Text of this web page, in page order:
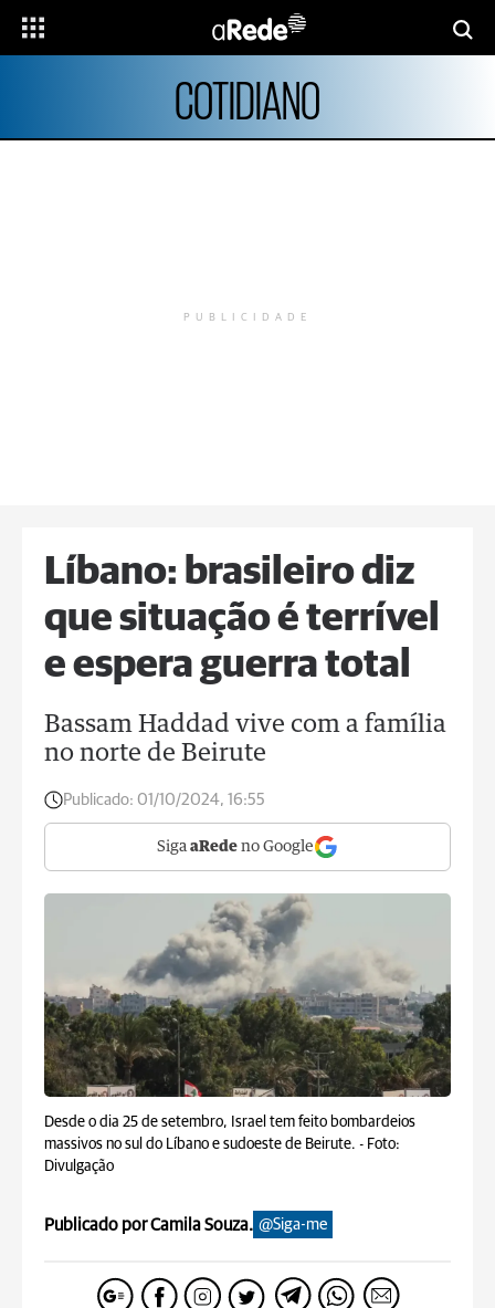
COTIDIANO
PUBLICIDADE
Líbano: brasileiro diz
que situação é terrível
e espera guerra total
Bassam Haddad vive com a família
no norte de Beirute
Publicado: 01/10/2024, 16:55
Siga aRede no Google
Desde o dia 25 de setembro, Israel tem feito bombardeios
massivos no sul do Líbano e sudoeste de Beirute. - Foto:
Divulgação
Publicado por Camila Souza. @Siga-me